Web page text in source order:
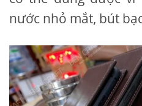
nước nhỏ mắt, bút